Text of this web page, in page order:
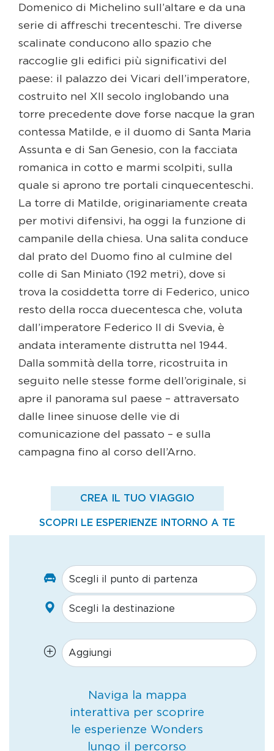
Domenico di Michelino sull’altare e da una
serie di affreschi trecenteschi. Tre diverse
scalinate conducono allo spazio che
raccoglie gli edifici più significativi del
paese: il palazzo dei Vicari dell’imperatore,
costruito nel XII secolo inglobando una
torre precedente dove forse nacque la gran
contessa Matilde, e il duomo di Santa Maria
Assunta e di San Genesio, con la facciata
romanica in cotto e marmi scolpiti, sulla
quale si aprono tre portali cinquecenteschi.
La torre di Matilde, originariamente creata
per motivi difensivi, ha oggi la funzione di
campanile della chiesa. Una salita conduce
dal prato del Duomo fino al culmine del
colle di San Miniato (192 metri), dove si
trova la cosiddetta torre di Federico, unico
resto della rocca duecentesca che, voluta
dall’imperatore Federico II di Svevia, è
andata interamente distrutta nel 1944.
Dalla sommità della torre, ricostruita in
seguito nelle stesse forme dell’originale, si
apre il panorama sul paese – attraversato
dalle linee sinuose delle vie di
comunicazione del passato – e sulla
campagna fino al corso dell’Arno.